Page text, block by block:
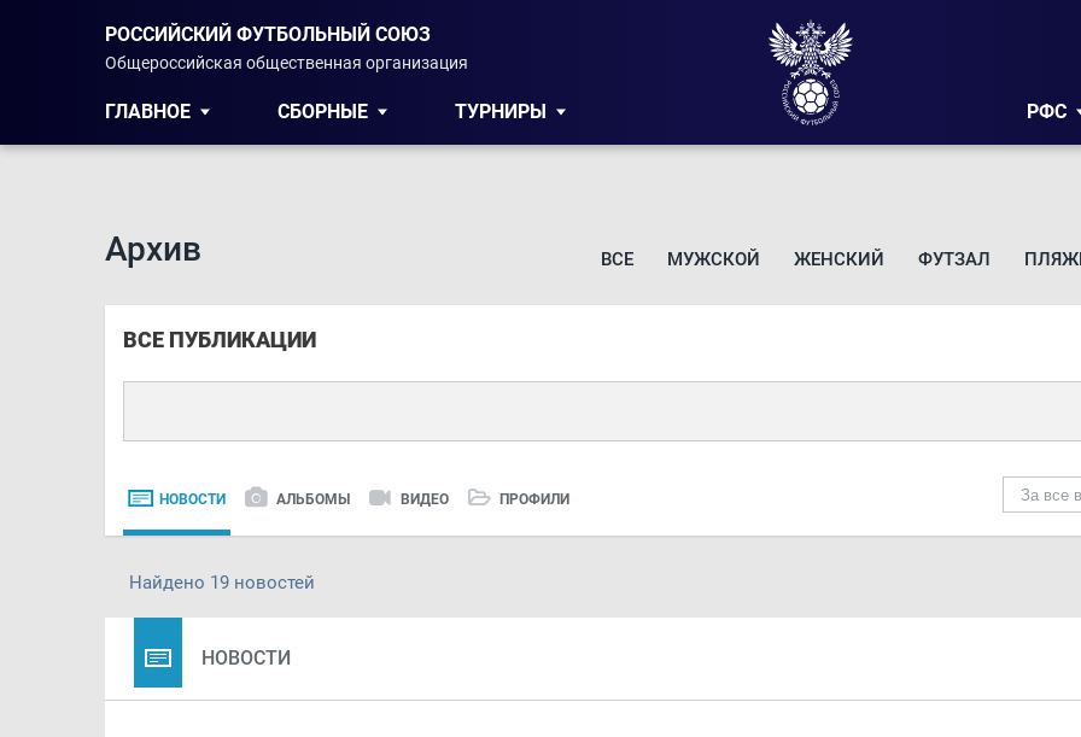
РОССИЙСКИЙ ФУТБОЛЬНЫЙ СОЮЗ
Общероссийская общественная организация
ГЛАВНОЕ СБОРНЫЕ ТУРНИРЫ РФС
Архив ВСЕ МУЖСКОЙ ЖЕНСКИЙ ФУТЗАЛ
ВСЕ ПУБЛИКАЦИИ
НОВОСТИ АЛЬБОМЫ ВИДЕО ПРОФИЛИ За все
Найдено 19 новостей
НОВОСТИ